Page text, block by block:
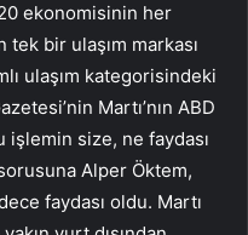
ekonomisinin her
bir ulaşım markası
ulaşım kategorisindeki
Martı’nın ABD
işlemin size, ne faydası
Alper Öktem,
faydası oldu. Martı